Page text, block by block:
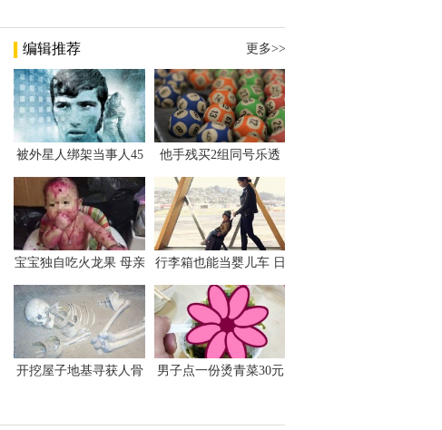
编辑推荐 更多>>
被外星人绑架当事人45
斯卡古拉事件
他手残买2组同号乐透
万
宝宝独自吃火龙果 母亲
行李箱也能当婴儿车 日
开挖屋子地基寻获人骨
男子点一份烫青菜30元